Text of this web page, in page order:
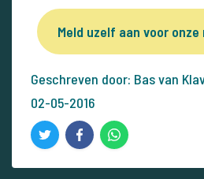
Meld uzelf aan voor
Geschreven door: Bas van
02-05-2016